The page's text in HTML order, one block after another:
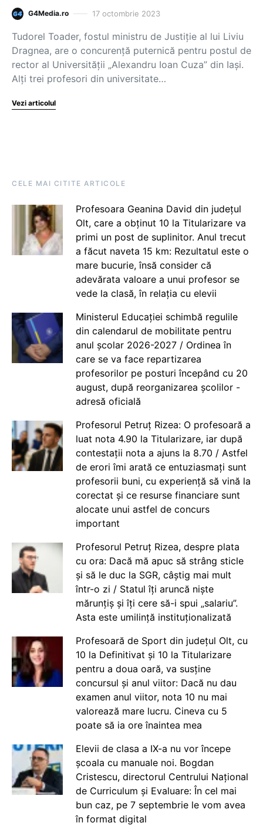
G4Media.ro 17 octombrie 2023
Tudorel Toader, fostul ministru de Justiție al lui Liviu
Dragnea, are o concurență puternică pentru postul de
rector al Universităţii „Alexandru Ioan Cuza” din Iaşi.
Alți trei profesori din universitate…
Vezi articolul
CELE MAI CITITE ARTICOLE
Profesoara Geanina David din județul
Olt, care a obținut 10 la Titularizare va
primi un post de suplinitor. Anul trecut
a făcut naveta 15 km: Rezultatul este o
mare bucurie, însă consider că
adevărata valoare a unui profesor se
vede la clasă, în relația cu elevii
Ministerul Educației schimbă regulile
din calendarul de mobilitate pentru
anul școlar 2026-2027 / Ordinea în
care se va face repartizarea
profesorilor pe posturi începând cu 20
august, după reorganizarea școlilor -
adresă oficială
Profesorul Petruț Rizea: O profesoară a
luat nota 4.90 la Titularizare, iar după
contestații nota a ajuns la 8.70 / Astfel
de erori îmi arată ce entuziasmați sunt
profesorii buni, cu experiență să vină la
corectat și ce resurse financiare sunt
alocate unui astfel de concurs
important
Profesorul Petruț Rizea, despre plata
cu ora: Dacă mă apuc să strâng sticle
și să le duc la SGR, câștig mai mult
într-o zi / Statul îți aruncă niște
mărunțiș și îți cere să-i spui „salariu”.
Asta este umilință instituționalizată
Profesoară de Sport din județul Olt, cu
10 la Definitivat și 10 la Titularizare
pentru a doua oară, va susține
concursul și anul viitor: Dacă nu dau
examen anul viitor, nota 10 nu mai
valorează mare lucru. Cineva cu 5
poate să ia ore înaintea mea
Elevii de clasa a IX-a nu vor începe
școala cu manuale noi. Bogdan
Cristescu, directorul Centrului Național
de Curriculum și Evaluare: În cel mai
bun caz, pe 7 septembrie le vom avea
în format digital